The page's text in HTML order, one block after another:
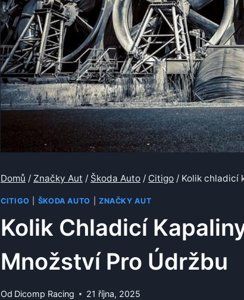
Domů / Značky Aut / Škoda Auto / Citigo / Kolik chladicí
CITIGO ŠKODA AUTO ZNAČKY AUT
Kolik Chladicí
Množství Pro Údržbu
Od Dicomp Racing 21 října, 2025